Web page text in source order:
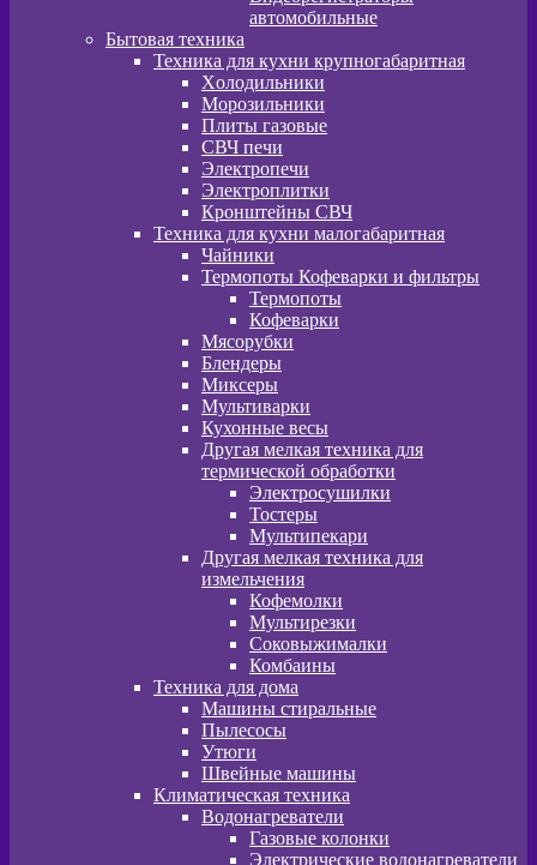
автомобильные
Бытовая техника
Техника для кухни крупногабаритная
Xолодильники
Морозильники
Плиты газовые
СВЧ печи
Электропечи
Электроплитки
Кронштейны СВЧ
Техника для кухни малогабаритная
Чайники
Термопоты Кофеварки и фильтры
Термопоты
Кофеварки
Мясорубки
Блендеры
Миксеры
Мультиварки
Кухонные весы
Другая мелкая техника для
термической обработки
Электросушилки
Тостеры
Мультипекари
Другая мелкая техника для
измельчения
Кофемолки
Мультирезки
Соковыжималки
Комбаины
Техника для дома
Машины стиральные
Пылесосы
Утюги
Швейные машины
Климатическая техника
Водонагреватели
Газовые колонки
Электрические водонагреватели